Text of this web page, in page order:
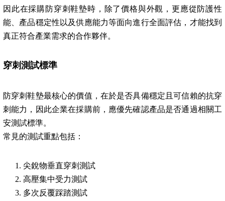
因此在採購防穿刺鞋墊時，除了價格與外觀，更應從防護性
能、產品穩定性以及供應能力等面向進行全面評估，才能找到
真正符合產業需求的合作夥伴。
穿刺測試標準
防穿刺鞋墊最核心的價值，在於是否具備穩定且可信賴的抗穿
刺能力，因此企業在採購前，應優先確認產品是否通過相關工
安測試標準。
常見的測試重點包括：
尖銳物垂直穿刺測試
高壓集中受力測試
多次反覆踩踏測試